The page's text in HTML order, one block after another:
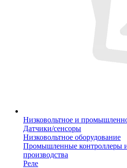
Низковольтное и
Датчики/сенсоры
Низковольтное оборудование
Промышленные контроллеры и
производства
Реле